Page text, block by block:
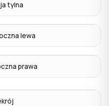
tylna
lewa
prawa